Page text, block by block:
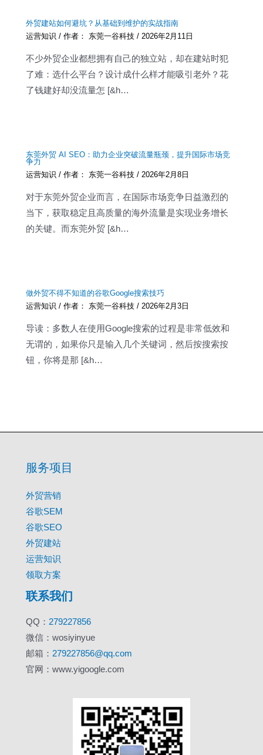
外贸建站如何避坑？从基础到维护的实战指南
运营知识 / 作者： 东莞一谷科技/2026年2月11日
不少外贸企业都想拥有自己的独立站，却在建站时犯
了难：选什么平台？设计成什么样才能吸引老外？花
了钱建好却没流量怎 [&h…
东莞外贸 AI SEO：助力企业突破流量瓶颈，提升国际市场竞
争力
运营知识 / 作者： 东莞一谷科技/2026年2月8日
对于东莞外贸企业而言，在国际市场竞争日益激烈的
当下，获取稳定且高质量的海外流量是实现业务增长
的关键。而东莞外贸 [&h…
做外贸不得不知道的谷歌Google搜索技巧
运营知识 / 作者： 东莞一谷科技/2026年2月3日
导读：多数人在使用Google搜索的过程是非常低效和
无谓的，如果你只是输入几个关键词，然后按搜索按
钮，你将是那 [&h…
服务项目
外贸营销
谷歌SEM
谷歌SEO
外贸建站
运营知识
领取方案
联系我们
QQ： 279227856
微信：wosiyinyue
邮箱： 279227856@qq.com
官网：www.yigoogle.com